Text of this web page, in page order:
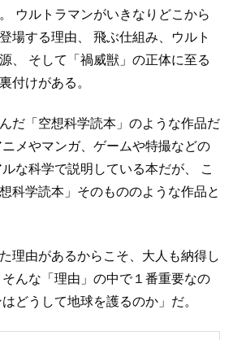
ウルトラマンがいきなりどこから
場する理由、
飛ぶ仕組み、ウルト
、
そして「禍威獣」の正体に至る
付けがある。
だ「空想科学読本」のような作品だ
メやマンガ、ゲームや特撮などの
ルな科学で説明している本だが、
こ
科学読本」そのもののような作品と
理由があるからこそ、大人も納得し
んな「理由」の中で１番重要なの
どうして地球を護るのか」だ。